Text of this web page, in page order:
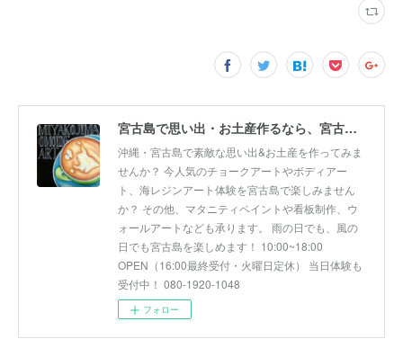
宮古島で思い出・お土産作るなら、宮古島思い出アート。人気のボディアートやチョークアート、海レジンアート体験が楽しめます！
沖縄・宮古島で素敵な思い出&お土産を作ってみま
せんか？ 今人気のチョークアートやボディアー
ト、海レジンアート体験を宮古島で楽しみません
か？ その他、マタニティペイントや看板制作、ウ
ォールアートなども承ります。 雨の日でも、風の
日でも宮古島を楽しめます！ 10:00~18:00
OPEN（16:00最終受付・火曜日定休） 当日体験も
受付中！ 080-1920-1048
フォロー